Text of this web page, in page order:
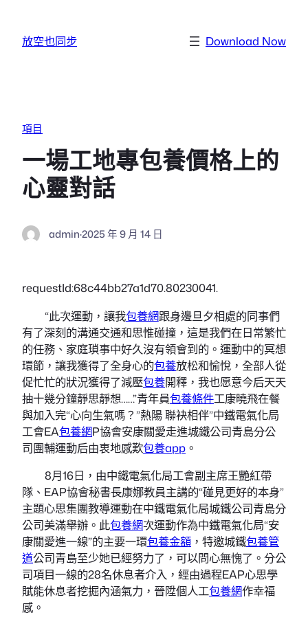
放空也同步 Download Now
項目
一場工地專包養價格上的
心靈對話
admin·2025 年 9 月 14 日
requestId:68c44bb27a1d70.80230041.
“此次運動，讓我包養網跟身邊旦夕相處的同事們
有了深刻的溝通交通和思惟碰撞，這是我們在日常繁忙
的任務、家庭瑣事中好久沒有領會到的。運動中的冥想
環節，讓我獲得了全身心的包養放松和愉悅，全部人從
促忙忙的狀況獲得了減壓包養開釋，我也愿意今后天天
抽十幾分鐘靜思靜想……”青年員包養條件工康曉飛在餐
與加入完“心向生氣嗎？”熱陽 聯袂相伴”中鐵電氣化局
工會EA包養網P協會安康關愛走進城鐵公司青島分公
司團輔運動后由衷地感歎包養app 。
8月16日，由中鐵電氣化局工會副主席王艷紅帶
隊、EAP協會秘書長康娜教員主講的“碰見更好的本身”
主題心思集團教導運動在中鐵電氣化局城鐵公司青島分
公司美滿舉辦。此包養網次運動作為中鐵電氣化局“安
康關愛進一線”的主要一環包養金額 ，特邀城鐵包養管
道公司青島至少她已經努力了，可以問心無愧了。分公
司項目一線的28名休息者介入，經由過程EAP心思學
賦能休息者挖掘內涵氣力，晉陞個人工包養網作幸福
感。